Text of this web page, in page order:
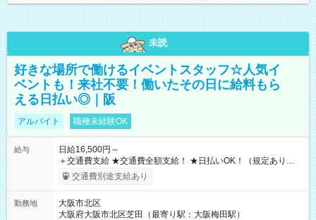
未読
好きな場所で働けるイベントスタッフ☆人気イ
ベントも！来社不要！働いたその日に給料もら
える日払い◎｜阪
アルバイト 職種未経験OK
給与
日給16,500円～
＋交通費支給 ★交通費全額支給！ ★日払いOK！（規定あり） ┗
働いたその日に現金GET♪ お仕事後はコンビニATMから 日払
交通費別途支給あり
勤務地
大阪市北区
大阪府大阪市北区芝田（最寄り駅：大阪梅田駅）